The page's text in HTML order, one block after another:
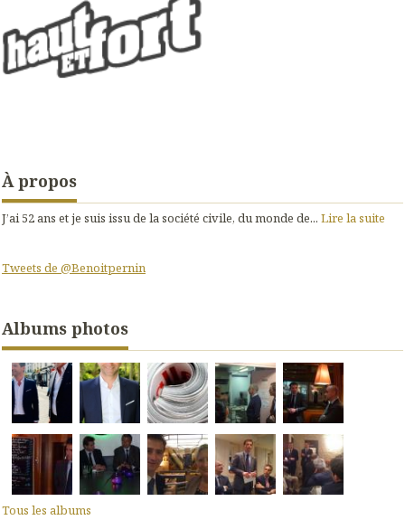
À propos
J’ai 52 ans et je suis issu de la société civile, du monde de... Lire la suite
Tweets de @Benoitpernin
Albums photos
Tous les albums